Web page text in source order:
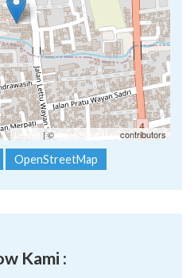
Leaflet | ©OpenStreetMap contributors
OpenStreetMap
Kami :